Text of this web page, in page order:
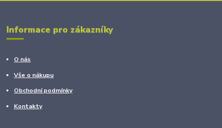
Informace pro zákazníky
O nás
Vše o nákupu
Obchodní podmínky
Kontakty